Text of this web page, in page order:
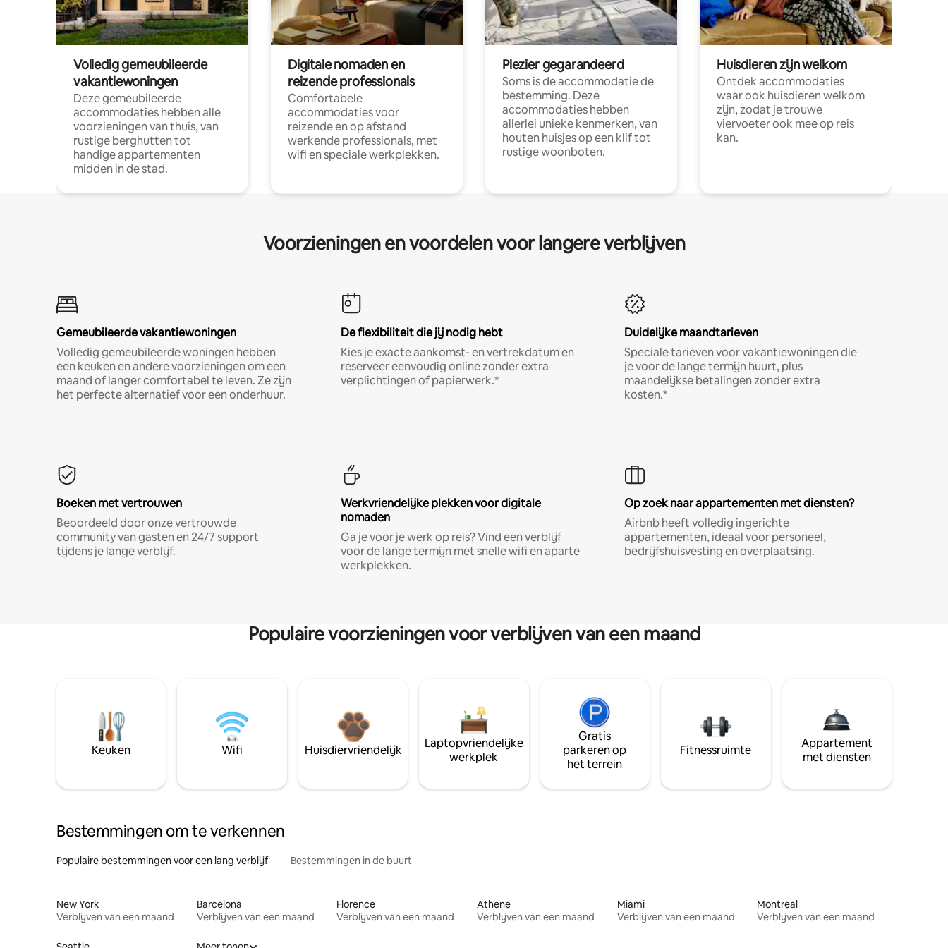
Volledig gemeubileerde
vakantiewoningen
Deze gemeubileerde
accommodaties hebben alle
voorzieningen van thuis, van
rustige berghutten tot
handige appartementen
midden in de stad.
Digitale nomaden en
reizende professionals
Comfortabele
accommodaties voor
reizende en op afstand
werkende professionals, met
wifi en speciale werkplekken.
Plezier gegarandeerd
Soms is de accommodatie de
bestemming. Deze
accommodaties hebben
allerlei unieke kenmerken, van
houten huisjes op een klif tot
rustige woonboten.
Huisdieren zijn welkom
Ontdek accommodaties
waar ook huisdieren welkom
zijn, zodat je trouwe
viervoeter ook mee op reis
kan.
Voorzieningen en voordelen voor langere verblijven
Gemeubileerde vakantiewoningen
Volledig gemeubileerde woningen hebben
een keuken en andere voorzieningen om een
maand of langer comfortabel te leven. Ze zijn
het perfecte alternatief voor een onderhuur.
De flexibiliteit die jij nodig hebt
Kies je exacte aankomst- en vertrekdatum en
reserveer eenvoudig online zonder extra
verplichtingen of papierwerk.*
Duidelijke maandtarieven
Speciale tarieven voor vakantiewoningen die
je voor de lange termijn huurt, plus
maandelijkse betalingen zonder extra
kosten.*
Boeken met vertrouwen
Beoordeeld door onze vertrouwde
community van gasten en 24/7 support
tijdens je lange verblijf.
Werkvriendelijke plekken voor digitale
nomaden
Ga je voor je werk op reis? Vind een verblijf
voor de lange termijn met snelle wifi en aparte
werkplekken.
Op zoek naar appartementen met diensten?
Airbnb heeft volledig ingerichte
appartementen, ideaal voor personeel,
bedrijfshuisvesting en overplaatsing.
Populaire voorzieningen voor verblijven van een maand
Keuken Wifi Huisdiervriendelijk
Laptopvriendelijke
werkplek
Gratis
parkeren op
het terrein
Fitnessruimte
Appartement
met diensten
Bestemmingen om te verkennen
Populaire bestemmingen voor een lang verblijf Bestemmingen in de buurt
New York
Verblijven van een maand
Barcelona
Verblijven van een maand
Florence
Verblijven van een maand
Athene
Verblijven van een maand
Miami
Verblijven van een maand
Montreal
Verblijven van een maand